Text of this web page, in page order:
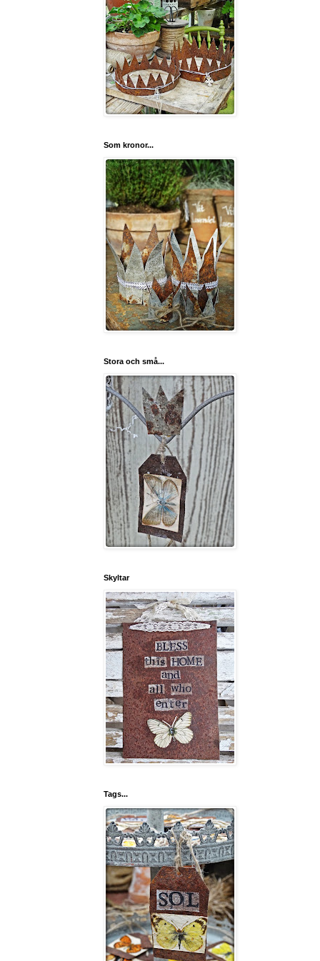
Som kronor...
Stora och små...
Skyltar
Tags...